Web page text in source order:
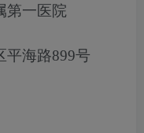
第一医院
平海路899号